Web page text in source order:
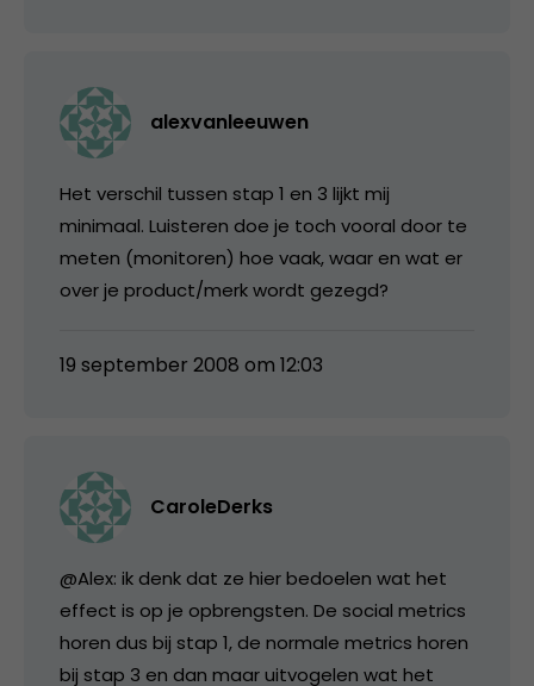
alexvanleeuwen
Het verschil tussen stap 1 en 3 lijkt mij
minimaal. Luisteren doe je toch vooral door te
meten (monitoren) hoe vaak, waar en wat er
over je product/merk wordt gezegd?
19 september 2008 om 12:03
CaroleDerks
@Alex: ik denk dat ze hier bedoelen wat het
effect is op je opbrengsten. De social metrics
horen dus bij stap 1, de normale metrics horen
bij stap 3 en dan maar uitvogelen wat het